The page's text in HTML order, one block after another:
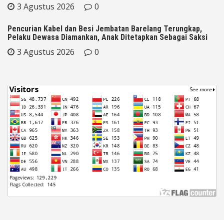
3 Agustus 2026 0
Pencurian Kabel dan Besi Jembatan Barelang Terungkap,
Pelaku Dewasa Diamankan, Anak Ditetapkan Sebagai Saksi
3 Agustus 2026 0